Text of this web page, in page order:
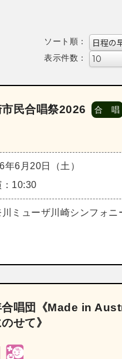
ソート順：
表示件数：
民合唱祭2026 合 唱
年6月20日（土）
：10:30
ミューザ川崎シンフォニ
合唱団《Made in
せて》